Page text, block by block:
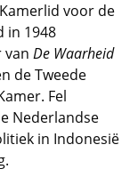
voor de
in 1948
van De Waarheid
de Tweede
Fel
Nederlandse
in Indonesië